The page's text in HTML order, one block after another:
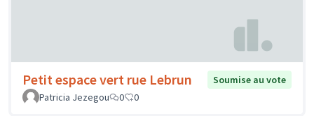
Petit espace vert rue Lebrun
Soumise au vote
Patricia Jezegou
0 0